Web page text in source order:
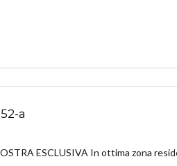
a
ESCLUSIVA In ottima zona